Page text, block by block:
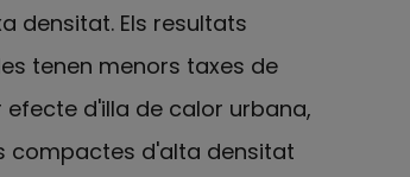
densitat. Els resultats
tenen menors taxes de
d'illa de calor urbana,
compactes d'alta densitat